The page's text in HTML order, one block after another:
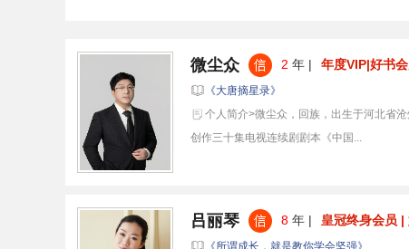
微尘众 2 年 | 年度VIP|好书
《大唐摘星录》
个人简介>微尘众，回族，出生于河北省
创作三十集电视连续剧剧本《中国...
吕丽琴 8年 | 皇冠终身会员 |
《所谓成长，就是教你学会坚强》